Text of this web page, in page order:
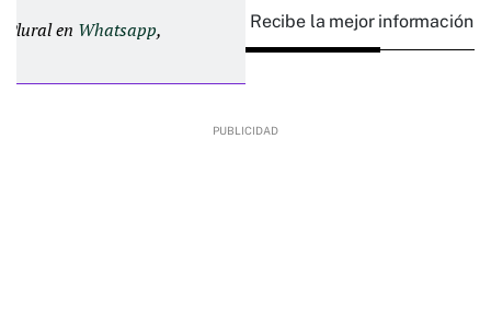
Plural en Whatsapp, Recibe la mejor información